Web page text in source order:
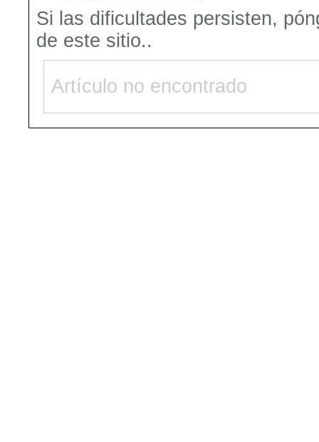
Si las dificultades persisten,
de este sitio..
Artículo no encontrado